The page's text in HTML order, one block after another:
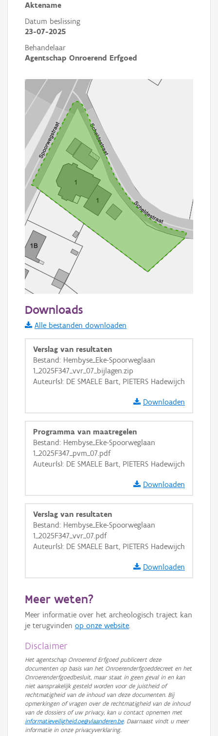
Aktename
Datum beslissing
23-07-2025
Behandelaar
Agentschap Onroerend Erfgoed
Informatie Vlaanderen
i
+ −
Basis Lagen
OSM-Basiskaart
GRB-Basiskaart
GRB-Basiskaart in grijswaarden
Downloads
Alle bestanden downloaden
Verslag van resultaten
Bestand: Hembyse_Eke-Spoorweglaan
1_2025F347_vvr_07_bijlagen.zip
Auteur(s): DE SMAELE Bart, PIETERS Hadewijch
Downloaden
Programma van maatregelen
Bestand: Hembyse_Eke-Spoorweglaan
1_2025F347_pvm_07.pdf
Auteur(s): DE SMAELE Bart, PIETERS Hadewijch
Downloaden
Verslag van resultaten
Bestand: Hembyse_Eke-Spoorweglaan
1_2025F347_vvr_07.pdf
Auteur(s): DE SMAELE Bart, PIETERS Hadewijch
Downloaden
Meer weten?
Meer informatie over het archeologisch traject kan
je terugvinden op onze website.
Disclaimer
Het agentschap Onroerend Erfgoed publiceert deze
documenten op basis van het Onroerenderfgoeddecreet en het
Onroerenderfgoedbesluit, maar staat in geen geval in en kan
niet aansprakelijk gesteld worden voor de juistheid of
rechtmatigheid van de inhoud van deze documenten. Bij
opmerkingen of vragen over de rechtmatigheid van de inhoud
van de dossiers of uw privacy, kan u contact opnemen met
informatieveiligheid.oe@vlaanderen.be. Daarnaast vindt u meer
informatie in onze privacyverklaring.